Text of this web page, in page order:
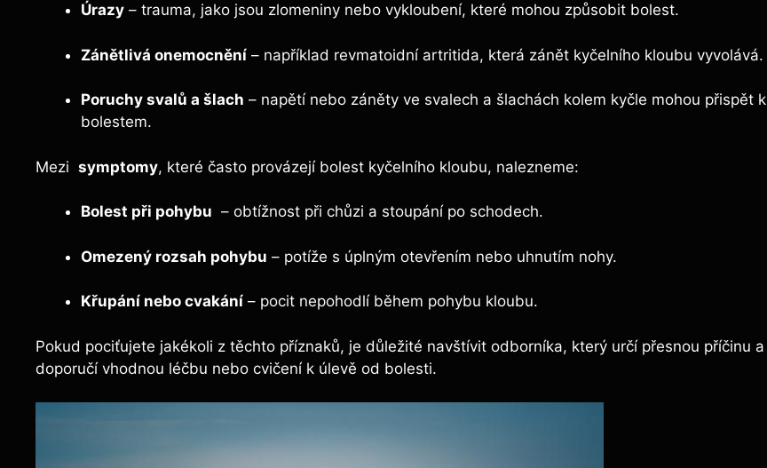
Úrazy –⁢ trauma, jako ‌jsou ‌zlomeniny nebo vykloubení, které​ mohou způsobit bolest.
Zánětlivá ​onemocnění – například revmatoidní artritida, která zánět kyčelního kloubu vyvolává.
Poruchy svalů a šlach ⁣–​ napětí ‍nebo záněty ve svalech a šlachách kolem kyčle mohou přispět k
bolestem.
Mezi ​ symptomy, které⁣ často provázejí bolest kyčelního kloubu, nalezneme:
Bolest při pohybu ​ – obtížnost při chůzi a stoupání po schodech.
Omezený rozsah pohybu – potíže s úplným otevřením nebo uhnutím nohy.
Křupání nebo cvakání – pocit nepohodlí⁣ během pohybu kloubu.
Pokud pociťujete jakékoli z těchto příznaků, je důležité navštívit‍ odborníka, který určí přesnou příčinu a
doporučí vhodnou léčbu nebo cvičení k ⁢úlevě ‌od ‌bolesti.